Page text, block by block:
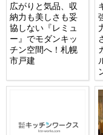
広がりと気品、収
納力も美しさも妥
協しない『レミュ
ー』でモダンキッ
チン空間へ！札幌
市戸建